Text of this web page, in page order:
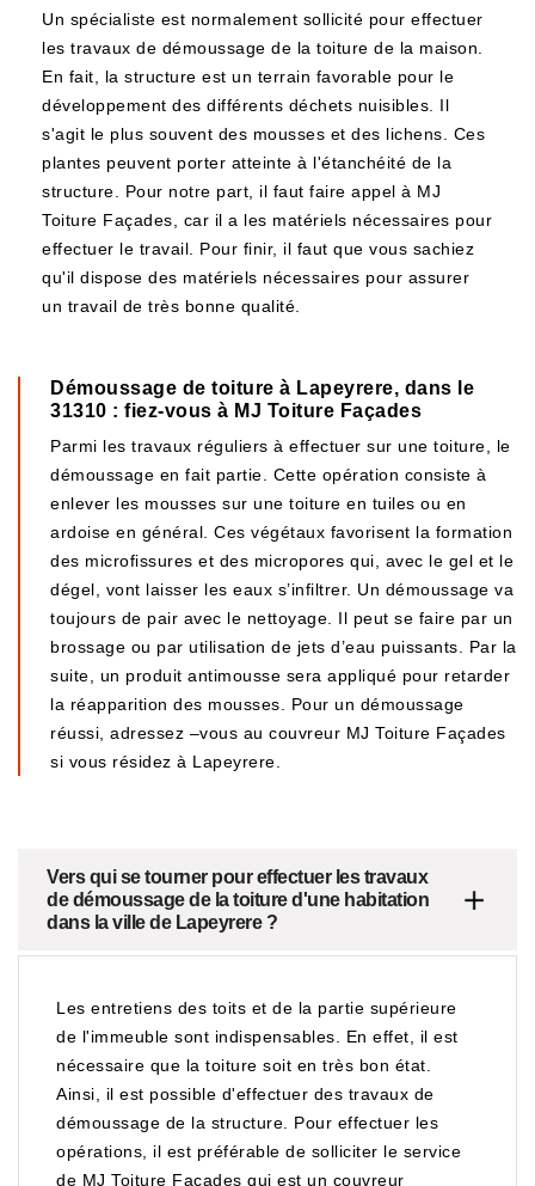
Un spécialiste est normalement sollicité pour effectuer
les travaux de démoussage de la toiture de la maison.
En fait, la structure est un terrain favorable pour le
développement des différents déchets nuisibles. Il
s'agit le plus souvent des mousses et des lichens. Ces
plantes peuvent porter atteinte à l'étanchéité de la
structure. Pour notre part, il faut faire appel à MJ
Toiture Façades, car il a les matériels nécessaires pour
effectuer le travail. Pour finir, il faut que vous sachiez
qu'il dispose des matériels nécessaires pour assurer
un travail de très bonne qualité.
Démoussage de toiture à Lapeyrere, dans le
31310 : fiez-vous à MJ Toiture Façades
Parmi les travaux réguliers à effectuer sur une toiture, le
démoussage en fait partie. Cette opération consiste à
enlever les mousses sur une toiture en tuiles ou en
ardoise en général. Ces végétaux favorisent la formation
des microfissures et des micropores qui, avec le gel et le
dégel, vont laisser les eaux s’infiltrer. Un démoussage va
toujours de pair avec le nettoyage. Il peut se faire par un
brossage ou par utilisation de jets d’eau puissants. Par la
suite, un produit antimousse sera appliqué pour retarder
la réapparition des mousses. Pour un démoussage
réussi, adressez –vous au couvreur MJ Toiture Façades
si vous résidez à Lapeyrere.
Vers qui se tourner pour effectuer les travaux
de démoussage de la toiture d'une habitation
dans la ville de Lapeyrere ?
Les entretiens des toits et de la partie supérieure
de l'immeuble sont indispensables. En effet, il est
nécessaire que la toiture soit en très bon état.
Ainsi, il est possible d'effectuer des travaux de
démoussage de la structure. Pour effectuer les
opérations, il est préférable de solliciter le service
de MJ Toiture Façades qui est un couvreur